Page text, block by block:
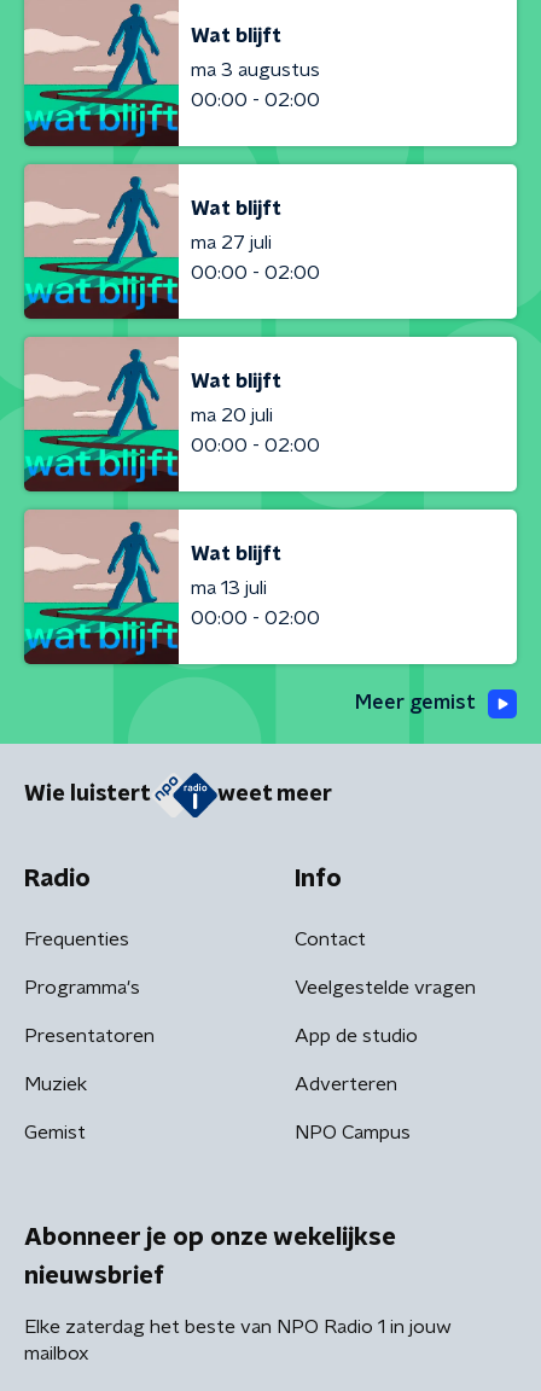
Wat blijft
ma 3 augustus
00:00 - 02:00
Wat blijft
ma 27 juli
00:00 - 02:00
Wat blijft
ma 20 juli
00:00 - 02:00
Wat blijft
ma 13 juli
00:00 - 02:00
Meer gemist
Wie luistert weet meer
Radio
Frequenties
Programma's
Presentatoren
Muziek
Gemist
Info
Contact
Veelgestelde vragen
App de studio
Adverteren
NPO Campus
Abonneer je op onze wekelijkse
nieuwsbrief
Elke zaterdag het beste van NPO Radio 1 in jouw
mailbox